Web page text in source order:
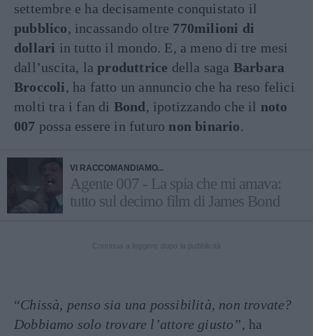
settembre e ha decisamente conquistato il
pubblico, incassando oltre 770milioni di
dollari in tutto il mondo. E, a meno di tre mesi
dall’uscita, laproduttrice della saga Barbara
Broccoli, ha fatto un annuncio che ha reso felici
molti tra i fan di Bond, ipotizzando che il noto
007 possa essere in futuro non binario.
VI RACCOMANDIAMO...
Agente 007 - La spia che mi amava:
tutto sul decimo film di James Bond
“Chissà, penso sia una possibilità, non trovate?
Dobbiamo solo trovare l’attore giusto”, ha